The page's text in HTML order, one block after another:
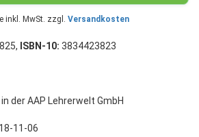
inkl. MwSt. zzgl. Versandkosten
ISBN-10: 3834423823
der AAP Lehrerwelt GmbH
11-06